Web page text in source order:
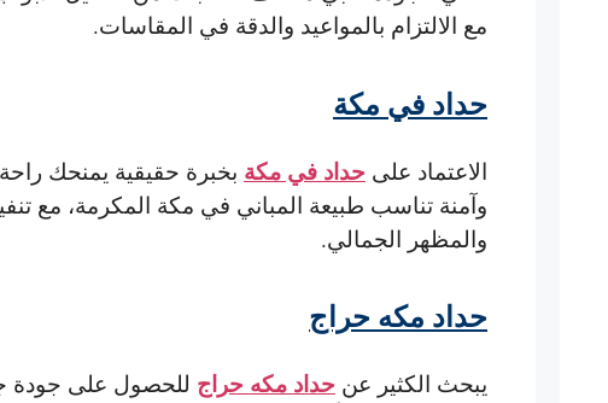
مع الالتزام بالمواعيد والدقة في المقاسات.
حداد في مكة
الاعتماد على حداد في مكة بخبرة حقيقية يمنحك
وآمنة تناسب طبيعة المباني في مكة المكرمة، مع
والمظهر الجمالي.
حداد مكه حراج
يبحث الكثير عن حداد مكه حراج للحصول على جودة